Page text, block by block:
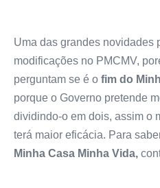
Uma das grandes novidades
modificações no PMCMV,
perguntam se é o fim do
porque o Governo pretende
dividindo-o em dois, assim o
terá maior eficácia. Para
Minha Casa Minha Vida,